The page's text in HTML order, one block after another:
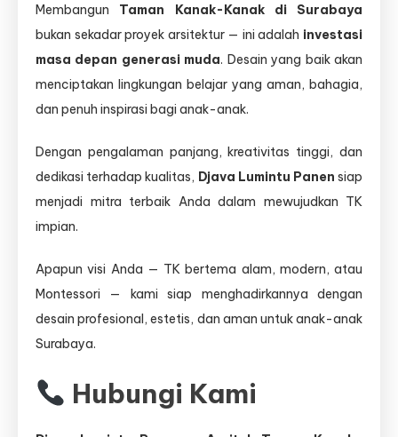
Membangun Taman Kanak-Kanak di Surabaya
bukan sekadar proyek arsitektur — ini adalah investasi
masa depan generasi muda. Desain yang baik akan
menciptakan lingkungan belajar yang aman, bahagia,
dan penuh inspirasi bagi anak-anak.
Dengan pengalaman panjang, kreativitas tinggi, dan
dedikasi terhadap kualitas, Djava Lumintu Panen siap
menjadi mitra terbaik Anda dalam mewujudkan TK
impian.
Apapun visi Anda — TK bertema alam, modern, atau
Montessori — kami siap menghadirkannya dengan
desain profesional, estetis, dan aman untuk anak-anak
Surabaya.
Hubungi Kami